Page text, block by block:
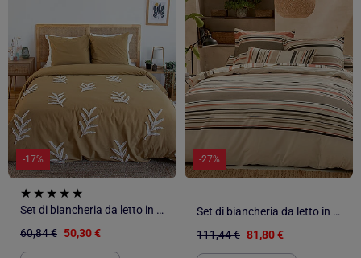
-17%
Set di biancheria da letto in cotone lavato a foglie intrecciate
60,84 € 50,30 €
-27%
Set di biancheria da letto in cotone a righe bayadère con federa per cuscino
111,44 € 81,80 €